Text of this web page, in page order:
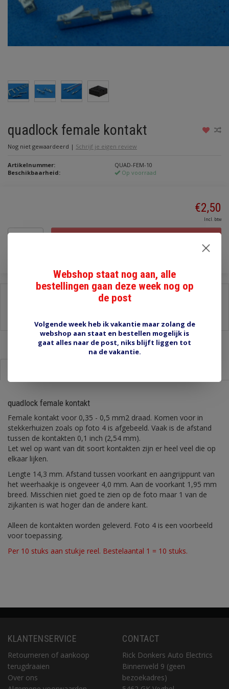
quadlock female kontakt
Nog niet gewaardeerd | Schrijf je eigen review
Artikelnummer:
QUAD-FEM-10
Beschikbaarheid:
Op voorraad
€2,50
Incl. btw
quadlock female kontakt
Female kontakt voor 0,35 - 0,5 mm2 draad. Komen voor in
stekkerhuizen zoals op foto 4 is afgebeeld. Vaak is de afstand
tussen de kontakten 0,1 inch (2,54 mm).
Let wel op want van dit soort kontakten zijn er heel veel die op
elkaar lijken.
Lengte 14,3 mm. Afstand tussen voorkant en aangrijppunt van
het weerhaakje is ongeveer 4,0 mm. Aan de voorkant 1,95 mm
breed. Misschien niet goed te zien op de foto maar 1 van de
zijkanten is wat hoger dan de andere kant.
Alleen de kontakten worden geleverd. Foto 4 is een voorbeeld
voor toepassing.
Per 10 stuks aan stukje reel. Bestelaantal 1 = 10 stuks.
KLANTENSERVICE
Retourneren of aankoop
terugdraaien
Over ons
CONTACT
Rick Donkers Auto Electrics
Binnenveld 9 (geen
bezoekadres)
Webshop staat nog aan, alle
bestellingen gaan deze week nog op
de post
Volgende week heb ik vakantie maar zolang de
webshop aan staat en bestellen mogelijk is
gaat alles naar de post, niks blijft liggen tot
na de vakantie.